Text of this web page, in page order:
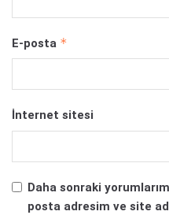
E-posta *
İnternet sitesi
Daha sonraki
posta adresim ve site